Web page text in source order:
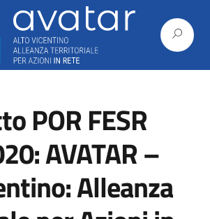
POR FESR
AVATAR –
Alleanza